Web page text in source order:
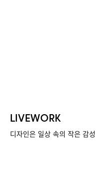
LIVEWORK
디자인은 일상 속의 작은 감성